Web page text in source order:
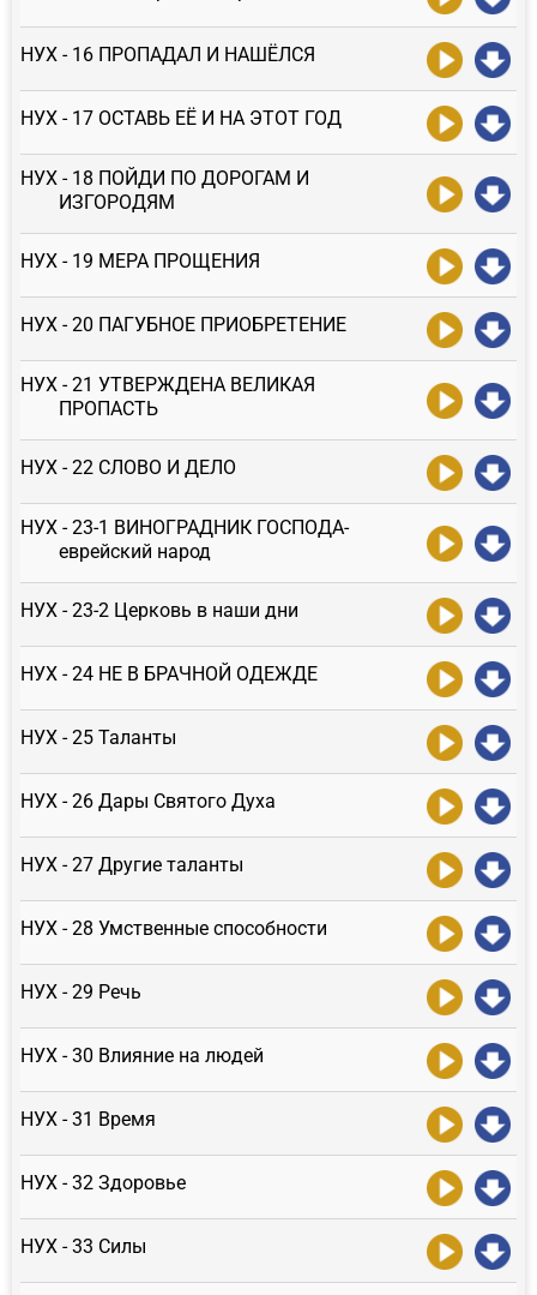
НУХ - 16 ПРОПАДАЛ И НАШЁЛСЯ
НУХ - 17 ОСТАВЬ ЕЁ И НА ЭТОТ ГОД
НУХ - 18 ПОЙДИ ПО ДОРОГАМ И
ИЗГОРОДЯМ
НУХ - 19 МЕРА ПРОЩЕНИЯ
НУХ - 20 ПАГУБНОЕ ПРИОБРЕТЕНИЕ
НУХ - 21 УТВЕРЖДЕНА ВЕЛИКАЯ
ПРОПАСТЬ
НУХ - 22 СЛОВО И ДЕЛО
НУХ - 23-1 ВИНОГРАДНИК ГОСПОДА-
еврейский народ
НУХ - 23-2 Церковь в наши дни
НУХ - 24 НЕ В БРАЧНОЙ ОДЕЖДЕ
НУХ - 25 Таланты
НУХ - 26 Дары Святого Духа
НУХ - 27 Другие таланты
НУХ - 28 Умственные способности
НУХ - 29 Речь
НУХ - 30 Влияние на людей
НУХ - 31 Время
НУХ - 32 Здоровье
НУХ - 33 Силы